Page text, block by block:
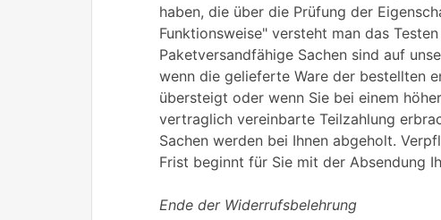
haben, die über die Prüfung der
Funktionsweise" versteht man das
Paketversandfähige Sachen sind auf
wenn die gelieferte Ware der bestellten
übersteigt oder wenn Sie bei einem
vertraglich vereinbarte Teilzahlung
Sachen werden bei Ihnen abgeholt.
Frist beginnt für Sie mit der Absendung
Ende der Widerrufsbelehrung